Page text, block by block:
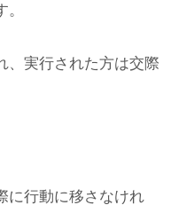
、実行された方は交際
に行動に移さなけれ